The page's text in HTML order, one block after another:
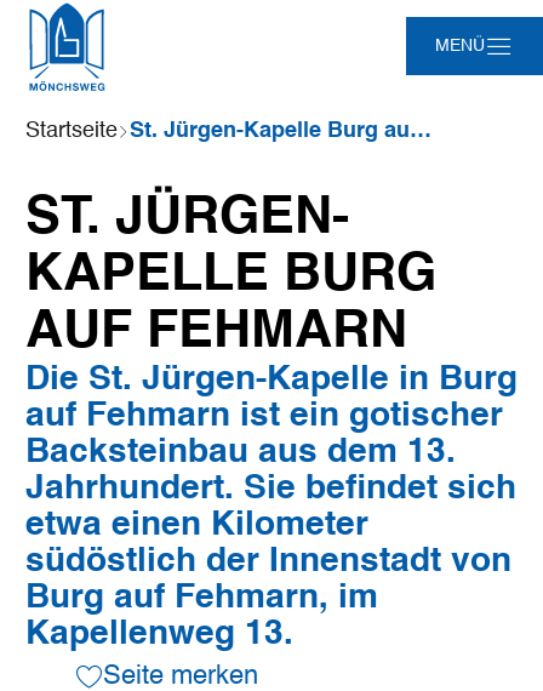
MENÜ
Sie
sind
Startseite St. Jürgen-Kapelle Burg auf Fehmarn
ST. JÜRGEN-
KAPELLE BURG
AUF FEHMARN
Die St. Jürgen-Kapelle in Burg
auf Fehmarn ist ein gotischer
Backsteinbau aus dem 13.
Jahrhundert. Sie befindet sich
etwa einen Kilometer
südöstlich der Innenstadt von
Burg auf Fehmarn, im
Kapellenweg 13.
Seite merken